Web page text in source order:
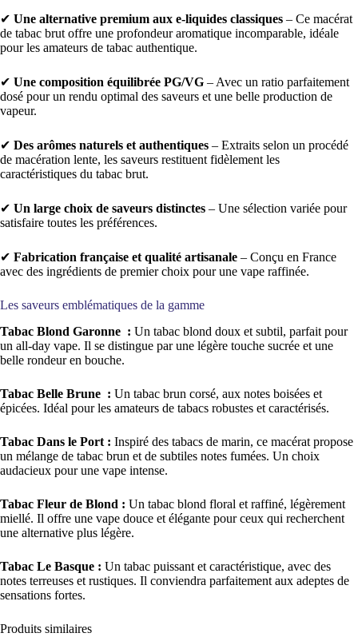
✔ Une alternative premium aux e-liquides classiques – Ce macérat
de tabac brut offre une profondeur aromatique incomparable, idéale
pour les amateurs de tabac authentique.
✔ Une composition équilibrée PG/VG – Avec un ratio parfaitement
dosé pour un rendu optimal des saveurs et une belle production de
vapeur.
✔ Des arômes naturels et authentiques – Extraits selon un procédé
de macération lente, les saveurs restituent fidèlement les
caractéristiques du tabac brut.
✔ Un large choix de saveurs distinctes – Une sélection variée pour
satisfaire toutes les préférences.
✔ Fabrication française et qualité artisanale – Conçu en France
avec des ingrédients de premier choix pour une vape raffinée.
Les saveurs emblématiques de la gamme
Tabac Blond Garonne : Un tabac blond doux et subtil, parfait pour
un all-day vape. Il se distingue par une légère touche sucrée et une
belle rondeur en bouche.
Tabac Belle Brune : Un tabac brun corsé, aux notes boisées et
épicées. Idéal pour les amateurs de tabacs robustes et caractérisés.
Tabac Dans le Port : Inspiré des tabacs de marin, ce macérat propose
un mélange de tabac brun et de subtiles notes fumées. Un choix
audacieux pour une vape intense.
Tabac Fleur de Blond : Un tabac blond floral et raffiné, légèrement
miellé. Il offre une vape douce et élégante pour ceux qui recherchent
une alternative plus légère.
Tabac Le Basque : Un tabac puissant et caractéristique, avec des
notes terreuses et rustiques. Il conviendra parfaitement aux adeptes de
sensations fortes.
Produits similaires